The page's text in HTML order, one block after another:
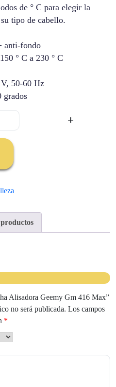
de ° C para elegir la
tipo de cabello.
anti-fondo
° C a 230 ° C
50-60 Hz
grados
+
Alisadora Geemy Gm 416 Max”
no será publicada. Los campos
*